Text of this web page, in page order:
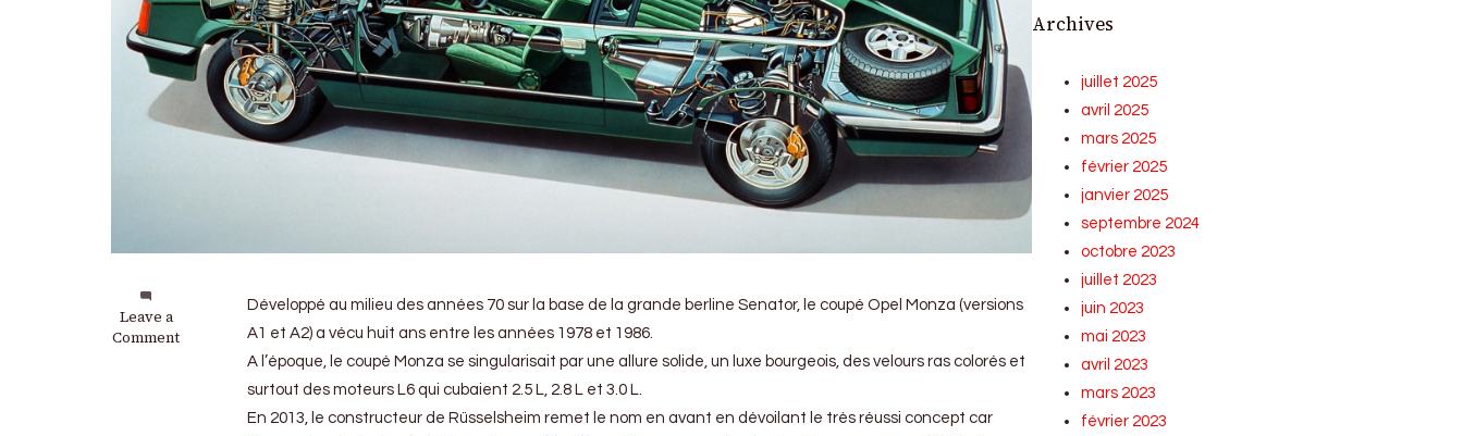
Leave a
Comment
on
Opel
Développé au milieu des années 70 sur la base de la grande berline Senator, le coupé Opel Monza (versions
A1 et A2) a vécu huit ans entre les années 1978 et 1986.
A l’époque, le coupé Monza se singularisait par une allure solide, un luxe bourgeois, des velours ras colorés et
surtout des moteurs L6 qui cubaient 2.5 L, 2.8 L et 3.0 L.
En 2013, le constructeur de Rüsselsheim remet le nom en avant en dévoilant le très réussi concept car
Archives
juillet 2025
avril 2025
mars 2025
février 2025
janvier 2025
septembre 2024
octobre 2023
juillet 2023
juin 2023
mai 2023
avril 2023
mars 2023
février 2023